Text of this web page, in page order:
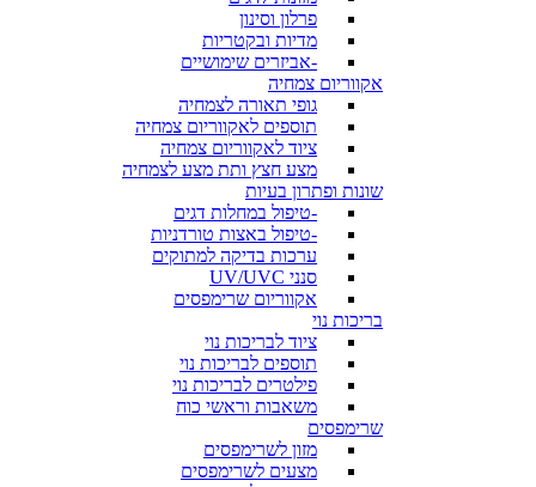
פרלון וסינון
מדיות ובקטריות
-אביזרים שימושיים
אקווריום צמחיה
גופי תאורה לצמחיה
תוספים לאקווריום צמחיה
ציוד לאקווריום צמחיה
מצע חצץ ותת מצע לצמחיה
שונות ופתרון בעיות
-טיפול במחלות דגים
-טיפול באצות טורדניות
ערכות בדיקה למתוקים
סנני UV/UVC
אקווריום שרימפסים
בריכות נוי
ציוד לבריכות נוי
תוספים לבריכות נוי
פילטרים לבריכות נוי
משאבות וראשי כוח
שרימפסים
מזון לשרימפסים
מצעים לשרימפסים